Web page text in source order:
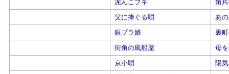
泥んこブギ
角
父に捧ぐる唄
あ
銀ブラ娘
裏
街角の風船屋
母
京小唄
陽